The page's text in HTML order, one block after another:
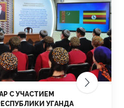
С УЧАСТИЕМ
УГАНДА